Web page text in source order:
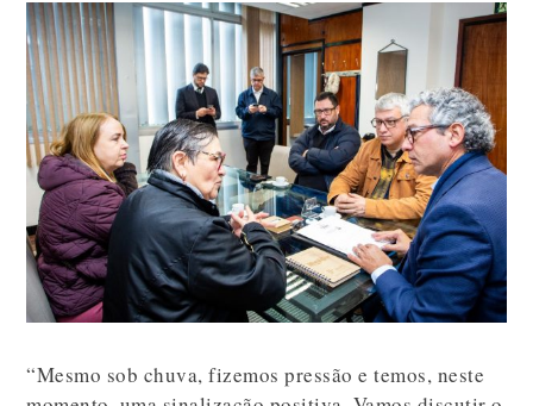
“Mesmo sob chuva, fizemos pressão e temos, neste